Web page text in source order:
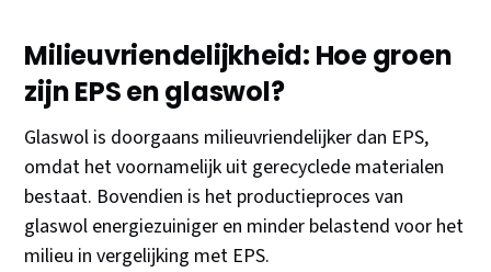
Milieuvriendelijkheid: Hoe groen
zijn EPS en glaswol?
Glaswol is doorgaans milieuvriendelijker dan EPS,
omdat het voornamelijk uit gerecyclede materialen
bestaat. Bovendien is het productieproces van
glaswol energiezuiniger en minder belastend voor het
milieu in vergelijking met EPS.